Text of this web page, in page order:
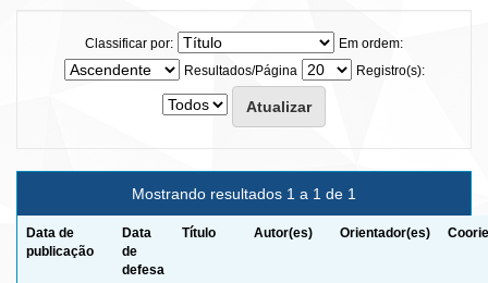
Classificar por:
Em ordem:
Resultados/Página
Registro(s):
Mostrando resultados 1 a 1 de 1
Data de
publicação
Data
de
defesa
Título Autor(es) Orientador(es)